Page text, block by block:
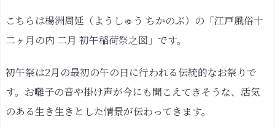
こちらは楊洲周延（ようしゅう ちかのぶ）の「江戸風俗十
二ヶ月の内 二月 初午稲荷祭之図」です。
初午祭は2月の最初の午の日に行われる伝統的なお祭りで
す。お囃子の音や掛け声が今にも聞こえてきそうな、活気
のある生き生きとした情景が伝わってきます。